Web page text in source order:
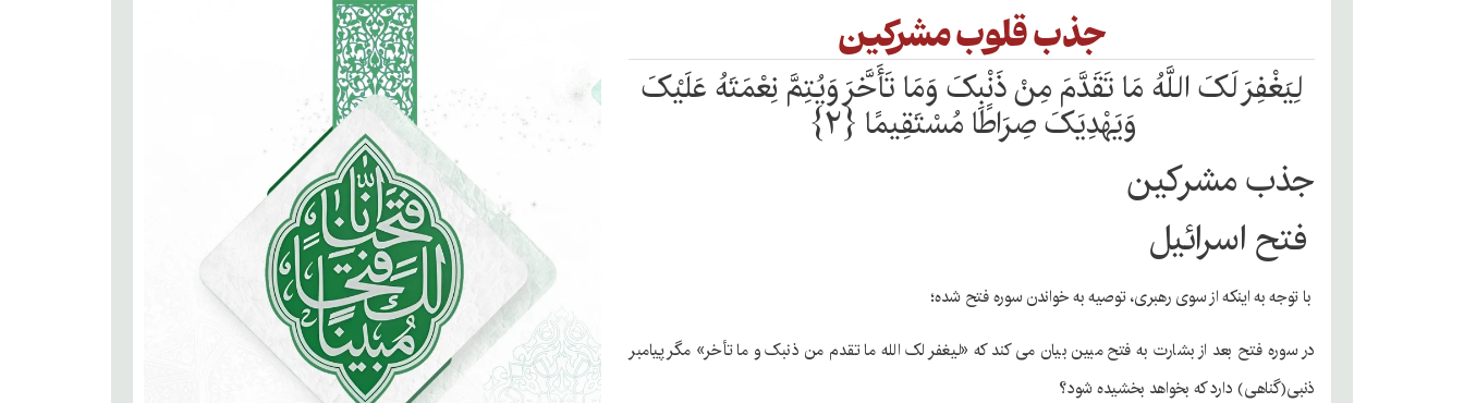
جذب قلوب مشرکین
لِیَغْفِرَ لَکَ اللَّهُ مَا تَقَدَّمَ مِنْ ذَنْبِکَ وَمَا تَأَخَّرَ وَیُتِمَّ نِعْمَتَهُ عَلَیْکَ
وَیَهْدِیَکَ صِرَاطًا مُسْتَقِیمًا ﴿۲﴾
جذب مشرکین
فتح اسرائیل
با توجه به اینکه از سوی رهبری، توصیه به خواندن سوره فتح شده؛
در سوره فتح بعد از بشارت به فتح مبین بیان می کند که «لیغفر لک الله ما تقدم من ذنبک و ما تأخر» مگر پیامبر
ذنبی(گناهی) دارد که بخواهد بخشیده شود؟